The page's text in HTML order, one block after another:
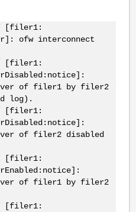
[filer1:
ofw interconnect
[filer1:
of filer1 by filer2
log).
[filer1:
of filer2 disabled
[filer1:
of filer1 by filer2
[filer1: